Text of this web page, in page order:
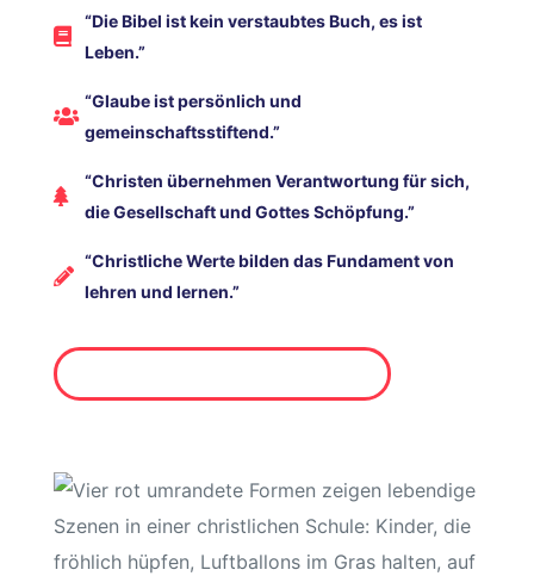
“Die Bibel ist kein verstaubtes Buch, es ist
Leben.”
“Glaube ist persönlich und
gemeinschaftsstiftend.”
“Christen übernehmen Verantwortung für sich,
die Gesellschaft und Gottes Schöpfung.”
“Christliche Werte bilden das Fundament von
lehren und lernen.”